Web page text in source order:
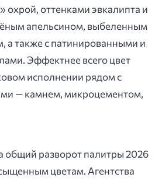
охрой, оттенками эвкалипта и
апельсином, выбеленным
а также с патинированными и
Эффектнее всего цвет
исполнении рядом с
— камнем, микроцементом,
общий разворот палитры 2026
цветам. Агентства